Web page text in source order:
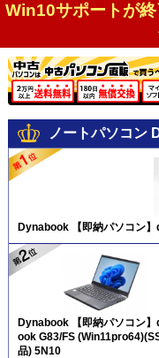
Win10サポートが
ノートパソコン
Dynabook 【即納パソコン
Dynabook 【即納パソコン
ook G83/FS
品) 5N10